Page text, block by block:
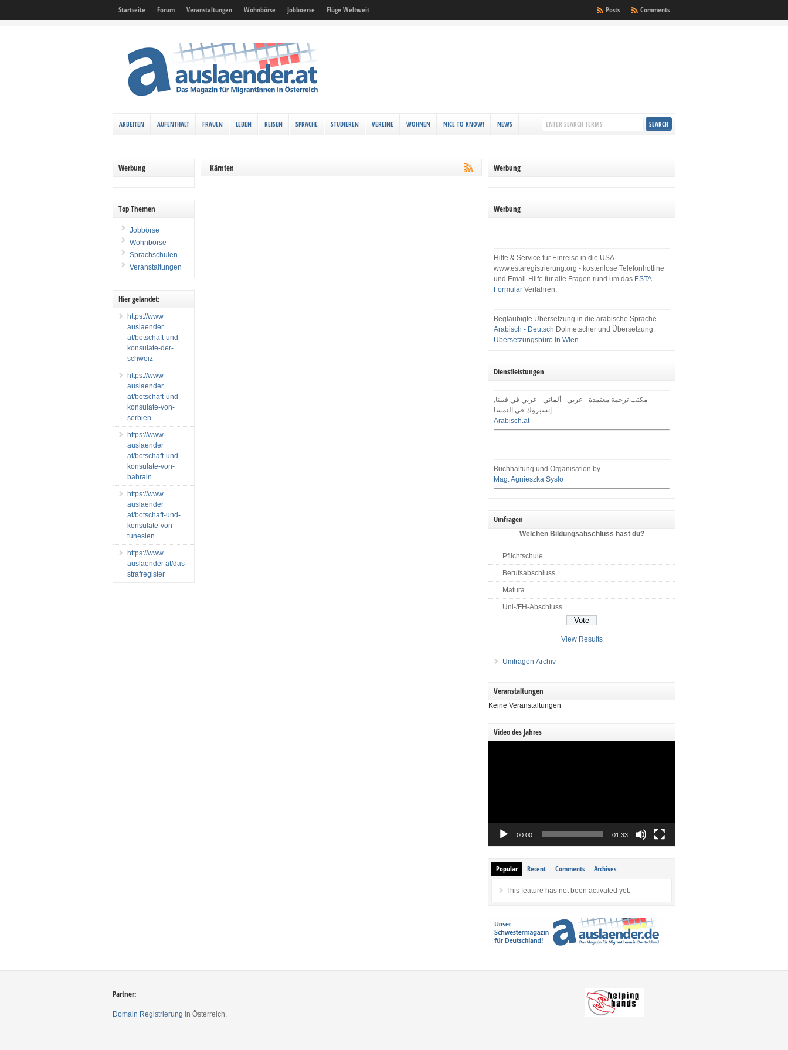
Startseite Forum Veranstaltungen Wohnbörse Jobboerse Flüge Weltweit Comments
Posts
ARBEITEN AUFENTHALT FRAUEN LEBEN REISEN SPRACHE STUDIEREN VEREINE WOHNEN NICE TO KNOW! NEWS
Kärnten
Werbung
Top Themen
Jobbörse
Wohnbörse
Sprachschulen
Veranstaltungen
Hier gelandet:
https://www
auslaender
at/botschaft-und-
konsulate-der-
schweiz
https://www
auslaender
at/botschaft-und-
konsulate-von-
serbien
https://www
auslaender
at/botschaft-und-
konsulate-von-
bahrain
https://www
auslaender
at/botschaft-und-
konsulate-von-
tunesien
https://www
auslaender at/das-
strafregister
Werbung
Werbung
Hilfe & Service für Einreise in die USA -
www.estaregistrierung.org - kostenlose Telefonhotline
und Email-Hilfe für alle Fragen rund um das ESTA
Formular Verfahren.
Beglaubigte Übersetzung in die arabische Sprache -
Arabisch - Deutsch Dolmetscher und Übersetzung.
Übersetzungsbüro in Wien.
Dienstleistungen
مكتب ترجمة معتمدة - عربي - ألماني - عربي في فيينا,
إنسبروك في النمسا
Arabisch.at
Buchhaltung und Organisation by
Mag. Agnieszka Syslo
Umfragen
Welchen Bildungsabschluss hast du?
Pflichtschule
Berufsabschluss
Matura
Uni-/FH-Abschluss
View Results
Umfragen Archiv
Veranstaltungen
Keine Veranstaltungen
Video des Jahres
00:00 01:33
Popular Recent Comments Archives
This feature has not been activated yet.
Partner:
Domain Registrierung in Österreich.